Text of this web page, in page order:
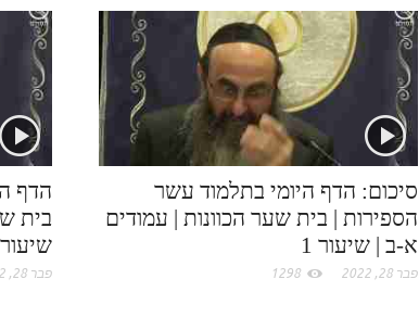
d
I
n
c
e
o
k
.
c
הדף
בית
שיעור 1
פבר 28, 2022
סיכום: הדף היומי בתלמוד עשר
הספירות | בית שער הכוונות | עמודים
א-ב | שיעור 1
פבר 28, 2022 1298